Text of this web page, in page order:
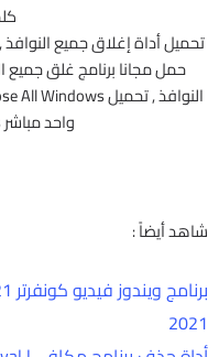
تحميل أداة إغلاق جميع
حمل مجانا برنامج غلق جميع
واحد مباشر Close All Windows ,
شاهد أيضاً :
2021